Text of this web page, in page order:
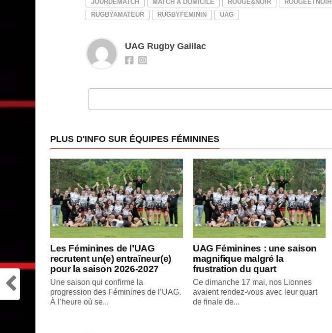
JOURDEMATCH
MATCH À DOMICILE ROUGE&NOIR ROUGEETNOIR
RUGBYAMATEUR
RUGBYFEMININ UAG
UAG Rugby Gaillac
PLUS D'INFO SUR ÉQUIPES FÉMININES
Les Féminines de l’UAG
recrutent un(e) entraîneur(e)
pour la saison 2026-2027
Une saison qui confirme la
progression des Féminines de l’UAG.
À l’heure où se...
UAG Féminines : une saison
magnifique malgré la
frustration du quart
Ce dimanche 17 mai, nos Lionnes
avaient rendez-vous avec leur quart
de finale de...